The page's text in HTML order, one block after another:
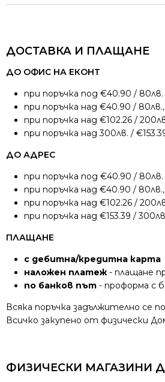
ДОСТАВКА И ПЛАЩАНЕ
ДО ОФИС НА ЕКОНТ
при поръчка под €40.90 / 80лв.
при поръчка над €40.90 /
при поръчка над €102.26 /
при поръчка над 300лв. /
ДО АДРЕС
при поръчка под €40.90 / 80лв.
при поръчка над €40.90 /
при поръчка над €102.26 /
при поръчка над €153.39 /
ПЛАЩАНЕ
с дебитна/кредитна карта
наложен платеж - плащане
по банков път - проформа с
Всяка поръчка задължително се
Всичко закупено от физически
ФИЗИЧЕСКИ МАГАЗИНИ